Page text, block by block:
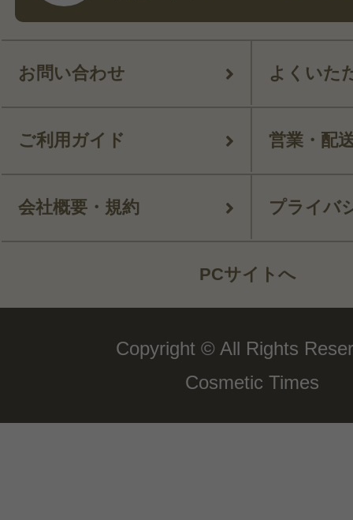
お問い合わせ よくいた
ご利用ガイド 営業・配
会社概要・規約 プライバ
PCサイトへ
Copyright © All Rights
Cosmetic Times